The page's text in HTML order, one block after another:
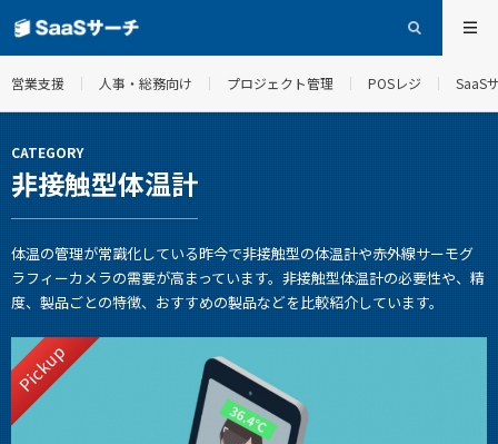
営業支援 人事・総務向け プロジェクト管理 POSレジ SaaS
CATEGORY
非接触型体温計
体温の管理が常識化している昨今で非接触型の体温計や赤外線サーモグ
ラフィーカメラの需要が高まっています。非接触型体温計の必要性や、精
度、製品ごとの特徴、おすすめの製品などを比較紹介しています。
Pickup